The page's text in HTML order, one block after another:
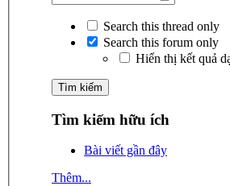
Search this thread only
Search this forum only
Hiển thị kết quả
Tìm kiếm hữu ích
Bài viết gần đây
Thêm...